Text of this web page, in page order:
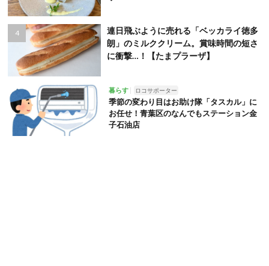
連日飛ぶように売れる「ベッカライ徳多
朗」のミルククリーム。賞味時間の短さ
に衝撃…！【たまプラーザ】
暮らす ロコサポーター
季節の変わり目はお助け隊「タスカル」に
お任せ！青葉区のなんでもステーション金
子石油店